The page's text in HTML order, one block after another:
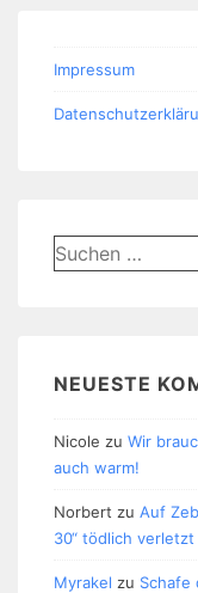
Impressum
Suchen
nach:
NEUESTE
Nicole zu Wir
auch warm!
Norbert zu Auf
30“ tödlich verletzt
Myrakel zu Schafe